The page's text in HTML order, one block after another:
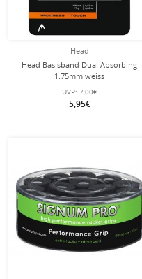
Head
Head Basisband Dual Absorbing
1.75mm weiss
UVP: 7,00€
5,95€